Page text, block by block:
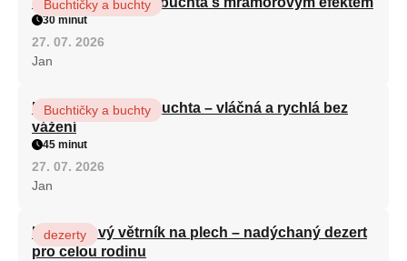
Buchtičky a buchty
30 minut
27. 07. 2026
Jan
Hrnková maková buchta – vláčná a rychlá bez
vážení
Buchtičky a buchty
45 minut
27. 07. 2026
Jan
Karamelový větrník na plech – nadýchaný dezert
pro celou rodinu
dezerty